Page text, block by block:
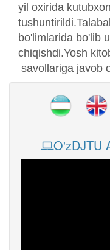
yil oxirida
bo'limlarida bo'lib
chiqishdi.Yosh
savollariga javob
O'zDJTU